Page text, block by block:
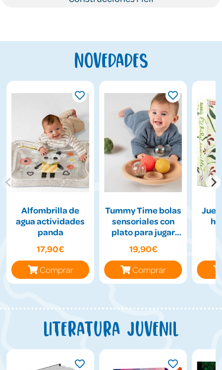
Novedades
Alfombrilla de
agua actividades
panda
17,90€
Comprar
Tummy Time bolas
sensoriales con
plato para jugar
19,90€
Comprar
Literatura juvenil